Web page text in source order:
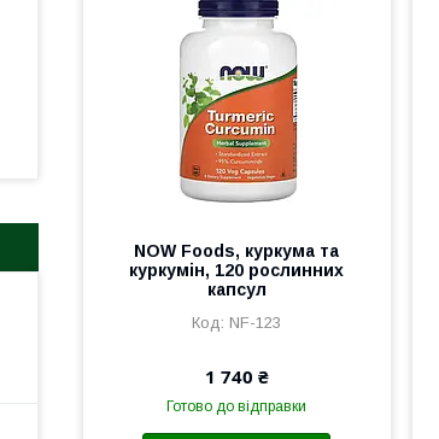
NOW Foods, куркума та
куркумін, 120 рослинних
капсул
NF-123
1 740 ₴
Готово до відправки